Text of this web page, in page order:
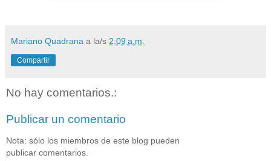
Mariano Quadrana a la/s 2:09 a.m.
Compartir
No hay comentarios.:
Publicar un comentario
Nota: sólo los miembros de este blog pueden
publicar comentarios.